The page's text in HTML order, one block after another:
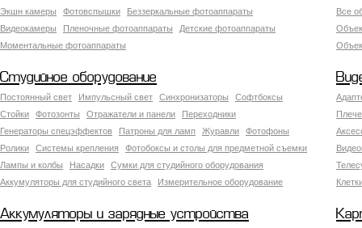
Экшн камеры
Фотовспышки
Беззеркальные фотоаппараты
Видеокамеры
Пленочные фотоаппараты
Детские фотоаппараты
Моментальные фотоаппараты
Все
Студийное оборудование
Постоянный свет Импульсный свет Синхронизаторы
Софтбоксы
Стойки
Фотозонты Отражатели и панели
Переходники
Генераторы спецэффектов
Патроны для ламп Журавли
Фотофоны
Ролики
Системы крепления
Фотобоксы и столы для предметной съемки
Лампы и колбы
Насадки
Сумки для студийного оборудования
Аккумуляторы для студийного света
Измерительное оборудование
Аккумуляторы и зарядные устройства